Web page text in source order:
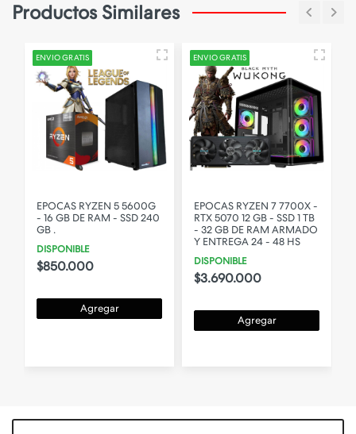
Productos Similares
ENVIO GRATIS
EPOCAS RYZEN 5 5600G
- 16 GB DE RAM - SSD 240
GB .
DISPONIBLE
$850.000
Agregar
ENVIO GRATIS
EPOCAS RYZEN 7 7700X -
RTX 5070 12 GB - SSD 1 TB
- 32 GB DE RAM ARMADO
Y ENTREGA 24 - 48 HS
DISPONIBLE
$3.690.000
Agregar